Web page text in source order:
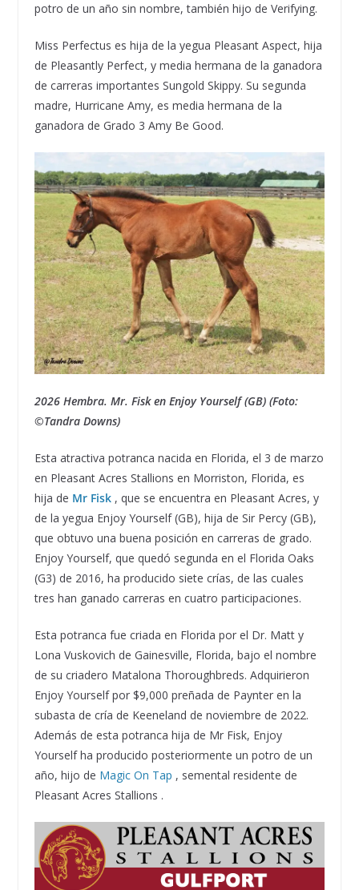
potro de un año sin nombre, también hijo de Verifying.
Miss Perfectus es hija de la yegua Pleasant Aspect, hija
de Pleasantly Perfect, y media hermana de la ganadora
de carreras importantes Sungold Skippy. Su segunda
madre, Hurricane Amy, es media hermana de la
ganadora de Grado 3 Amy Be Good.
2026 Hembra. Mr. Fisk en Enjoy Yourself (GB) (Foto:
©Tandra Downs)
Esta atractiva potranca nacida en Florida, el 3 de marzo
en Pleasant Acres Stallions en Morriston, Florida, es
hija de Mr Fisk, que se encuentra en Pleasant Acres, y
de la yegua Enjoy Yourself (GB), hija de Sir Percy (GB),
que obtuvo una buena posición en carreras de grado.
Enjoy Yourself, que quedó segunda en el Florida Oaks
(G3) de 2016, ha producido siete crías, de las cuales
tres han ganado carreras en cuatro participaciones.
Esta potranca fue criada en Florida por el Dr. Matt y
Lona Vuskovich de Gainesville, Florida, bajo el nombre
de su criadero Matalona Thoroughbreds. Adquirieron
Enjoy Yourself por $9,000 preñada de Paynter en la
subasta de cría de Keeneland de noviembre de 2022.
Además de esta potranca hija de Mr Fisk, Enjoy
Yourself ha producido posteriormente un potro de un
año, hijo de Magic On Tap , semental residente de
Pleasant Acres Stallions .